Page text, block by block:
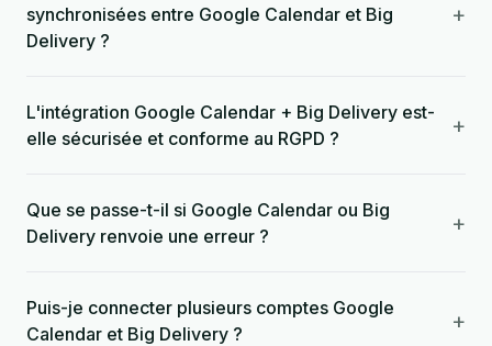
synchronisées entre Google Calendar et Big
Delivery ?
+
L'intégration Google Calendar + Big Delivery est-
elle sécurisée et conforme au RGPD ?
+
Que se passe-t-il si Google Calendar ou Big
Delivery renvoie une erreur ?
+
Puis-je connecter plusieurs comptes Google
Calendar et Big Delivery ?
+